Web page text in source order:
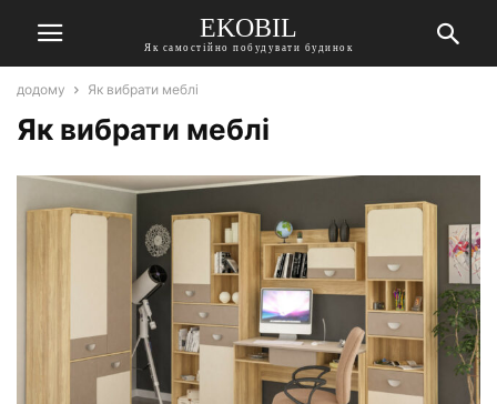
EKOBIL
Як самостійно побудувати будинок
додому Як вибрати меблі
Як вибрати меблі